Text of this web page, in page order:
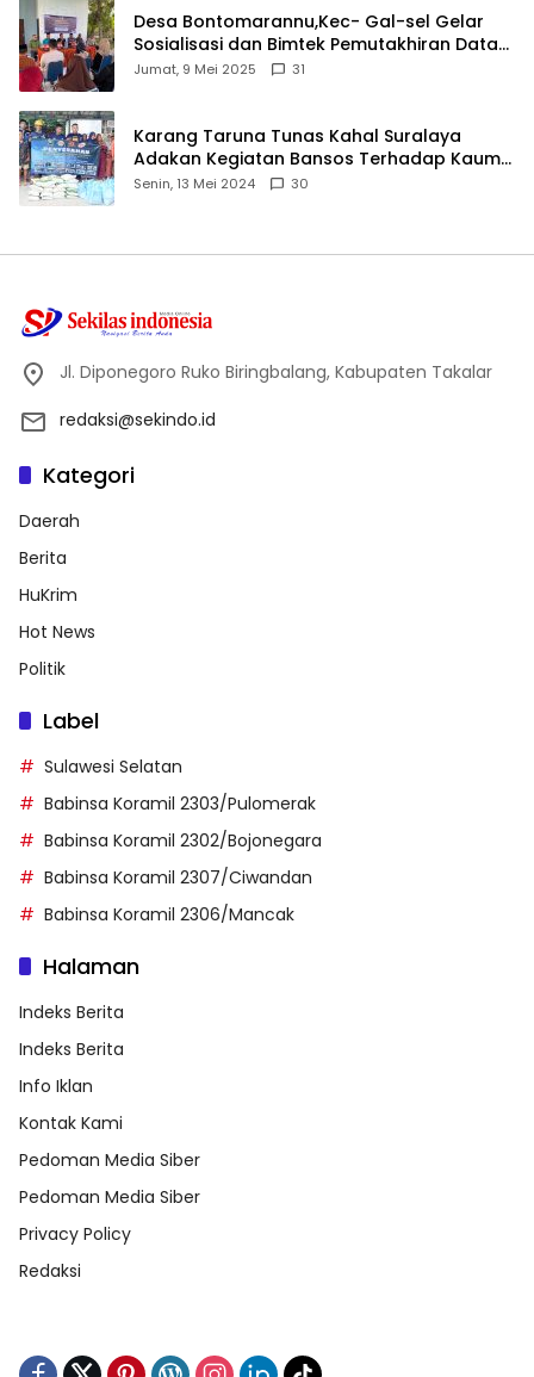
Desa Bontomarannu,Kec- Gal-sel Gelar
Sosialisasi dan Bimtek Pemutakhiran Data
ID
Jumat, 9 Mei 2025 31
Karang Taruna Tunas Kahal Suralaya
Adakan Kegiatan Bansos Terhadap Kaum
Dhuafa dan Anak Yatim-Piatu
Senin, 13 Mei 2024 30
Jl. Diponegoro Ruko Biringbalang, Kabupaten Takalar
redaksi@sekindo.id
Kategori
Daerah
Berita
HuKrim
Hot News
Politik
Label
Sulawesi Selatan
Babinsa Koramil 2303/Pulomerak
Babinsa Koramil 2302/Bojonegara
Babinsa Koramil 2307/Ciwandan
Babinsa Koramil 2306/Mancak
Halaman
Indeks Berita
Indeks Berita
Info Iklan
Kontak Kami
Pedoman Media Siber
Pedoman Media Siber
Privacy Policy
Redaksi